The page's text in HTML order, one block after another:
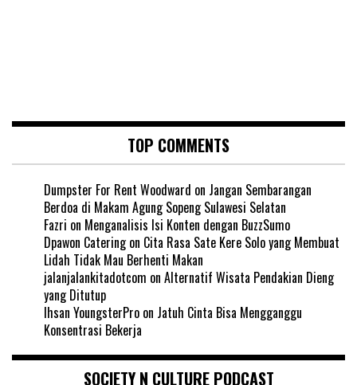
TOP COMMENTS
Dumpster For Rent Woodward on Jangan Sembarangan
Berdoa di Makam Agung Sopeng Sulawesi Selatan
Fazri on Menganalisis Isi Konten dengan BuzzSumo
Dpawon Cateringon Cita Rasa Sate Kere Solo yang Membuat
Lidah Tidak Mau Berhenti Makan
jalanjalankitadotcom on Alternatif Wisata Pendakian Dieng
yang Ditutup
Ihsan YoungsterPro on Jatuh Cinta Bisa Mengganggu
Konsentrasi Bekerja
SOCIETY N CULTURE PODCAST